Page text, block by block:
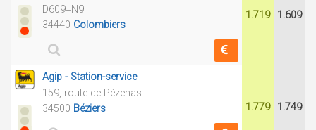
D609=N9
34440 Colombiers
1.719 1.609
Agip - Station-service
159, route de Pézenas
34500 Béziers 1.779 1.749